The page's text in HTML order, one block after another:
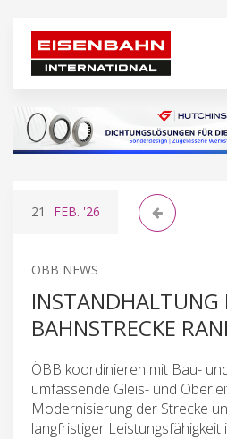
21 FEB. '26
OBB NEWS
INSTANDHALTUNG
BAHNSTRECKE
ÖBB koordinieren mit Bau-
umfassende Gleis- und
Modernisierung der Strecke
langfristiger Leistungsfähigkeit